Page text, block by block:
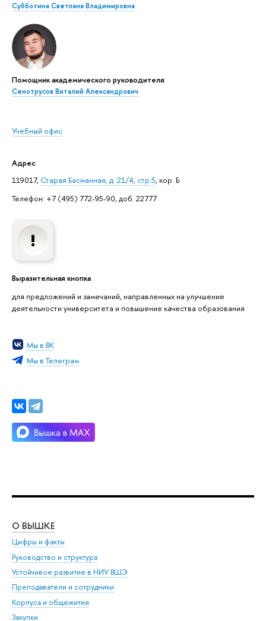
Субботина Светлана Владимировна
Помощник академического руководителя
Сенотрусов Виталий Александрович
Учебный офис
Адрес
119017, Старая Басманная, д. 21/4, стр.5, кор. Б
Телефон: +7 (495) 772-95-90, доб. 22777
Выразительная кнопка
для предложений и замечаний, направленных на улучшение
деятельности университета и повышение качества образования
Мы в ВК
Мы в Телеграм
О ВЫШКЕ
Цифры и факты
Руководство и структура
Устойчивое развитие в НИУ ВШЭ
Преподаватели и сотрудники
Корпуса и общежития
Закупки